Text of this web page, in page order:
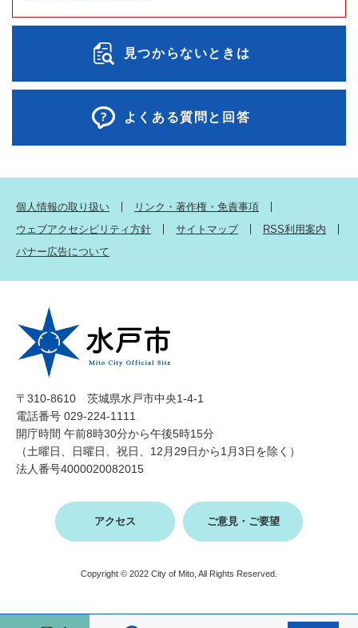
見つからないときは
よくある質問と回答
個人情報の取り扱い
リンク・著作権・免責事項
ウェブアクセシビリティ方針
サイトマップ
RSS利用案内
バナー広告について
〒310-8610 茨城県水戸市中央1-4-1
電話番号 029-224-1111
開庁時間 午前8時30分から午後5時15分
（土曜日、日曜日、祝日、12月29日から1月3日を除く）
法人番号4000020082015
アクセス ご意見・ご要望
Copyright © 2022 City of Mito, All Rights Reserved.